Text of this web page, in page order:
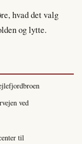
hvad det valg
og lytte.
ved
til